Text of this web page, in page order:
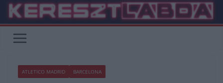
Skip
content
ATLETICO MADRID BARCELONA